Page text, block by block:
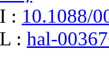
: 10.1088/
: hal-